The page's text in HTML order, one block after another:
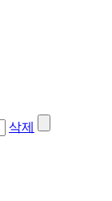
삭제